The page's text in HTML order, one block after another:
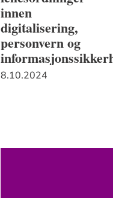
innen
digitalisering,
personvern og
informasjonssikkerhet
8.10.2024